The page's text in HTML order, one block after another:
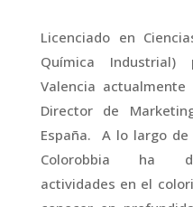
Licenciado en
Química
Valencia
Director de
España. A lo largo
Colorobbia ha
actividades en el